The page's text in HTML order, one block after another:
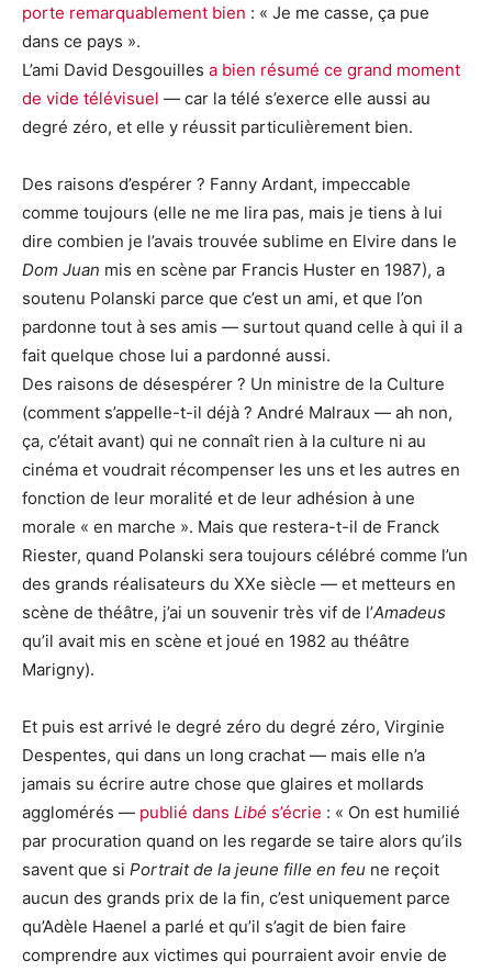
porte remarquablement bien : « Je me casse, ça pue
dans ce pays ».
L’ami David Desgouilles a bien résumé ce grand moment
de vide télévisuel — car la télé s’exerce elle aussi au
degré zéro, et elle y réussit particulièrement bien.
Des raisons d’espérer ? Fanny Ardant, impeccable
comme toujours (elle ne me lira pas, mais je tiens à lui
dire combien je l’avais trouvée sublime en Elvire dans le
Dom Juan mis en scène par Francis Huster en 1987), a
soutenu Polanski parce que c’est un ami, et que l’on
pardonne tout à ses amis — surtout quand celle à qui il a
fait quelque chose lui a pardonné aussi.
Des raisons de désespérer ? Un ministre de la Culture
(comment s’appelle-t-il déjà ? André Malraux — ah non,
ça, c’était avant) qui ne connaît rien à la culture ni au
cinéma et voudrait récompenser les uns et les autres en
fonction de leur moralité et de leur adhésion à une
morale « en marche ». Mais que restera-t-il de Franck
Riester, quand Polanski sera toujours célébré comme l’un
des grands réalisateurs du XXe siècle — et metteurs en
scène de théâtre, j’ai un souvenir très vif de l’Amadeus
qu’il avait mis en scène et joué en 1982 au théâtre
Marigny).
Et puis est arrivé le degré zéro du degré zéro, Virginie
Despentes, qui dans un long crachat — mais elle n’a
jamais su écrire autre chose que glaires et mollards
agglomérés — publié dans Libé s’écrie : « On est humilié
par procuration quand on les regarde se taire alors qu’ils
savent que si Portrait de la jeune fille en feu ne reçoit
aucun des grands prix de la fin, c’est uniquement parce
qu’Adèle Haenel a parlé et qu’il s’agit de bien faire
comprendre aux victimes qui pourraient avoir envie de